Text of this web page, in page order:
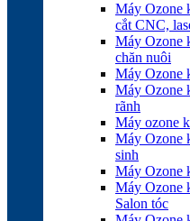
Máy Ozone
cắt CNC,
Máy Ozone
chăn nuôi
Máy Ozone
Máy Ozone
rãnh
Máy ozone
Máy Ozone
sinh
Máy Ozone
Máy Ozone
Salon tóc